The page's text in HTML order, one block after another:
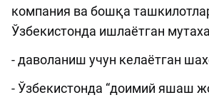
компания ва бошқа
Ўзбекистонда ишлаётган
- даволаниш учун келаётган
- Ўзбекистонда “доимий яшаш